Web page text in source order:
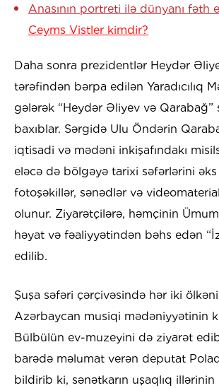
Anasının portreti ilə dünyanı fəth
Ceyms Vistler kimdir?
Daha sonra prezidentlər Heydər
tərəfindən bərpa edilən Yaradıcılıq
gələrək “Heydər Əliyev və Qarabağ”
baxıblar. Sərgidə Ulu Öndərin
iqtisadi və mədəni inkişafındakı
eləcə də bölgəyə tarixi səfərlərini
fotoşəkillər, sənədlər və
olunur. Ziyarətçilərə, həmçinin
həyat və fəaliyyətindən bəhs edən
edilib.
Şuşa səfəri çərçivəsində hər iki
Azərbaycan musiqi mədəniyyətinin
Bülbülün ev-muzeyini də ziyarət
barədə məlumat verən deputat
bildirib ki, sənətkarın uşaqlıq